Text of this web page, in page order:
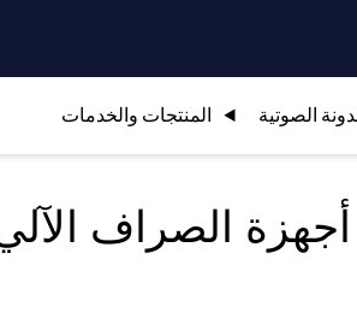
الصوتية المنتجات والخدمات
أجهزة الصراف